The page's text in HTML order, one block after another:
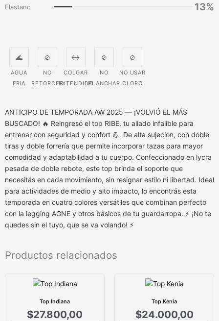
Elastano 13%
🌊
AGUA
FRIA
⊘
NO
RETORCER
↔
COLGAR
EXTENDIDO
⊘
NO
PLANCHAR
⊘
NO USAR
CLORO
ANTICIPO DE TEMPORADA AW 2025 — ¡VOLVIÓ EL MÁS
BUSCADO! 🔥 Reingresó el top RIBE, tu aliado infalible para
entrenar con seguridad y confort 💪. De alta sujeción, con doble
tiras y doble forrería que permite incorporar tazas para mayor
comodidad y adaptabilidad a tu cuerpo. Confeccionado en lycra
pesada de doble rebote, este top brinda el soporte que
necesitás en cada movimiento, sin resignar estilo ni libertad. Ideal
para actividades de medio y alto impacto, lo encontrás esta
temporada en cuatro colores versátiles que combinan perfecto
con la legging AGNE y otros básicos de tu guardarropa. ⚡ ¡No te
quedes sin el tuyo, que se va volando! ⚡
Productos relacionados
Top Indiana
$27.800,00
Top Kenia
$24.000,00